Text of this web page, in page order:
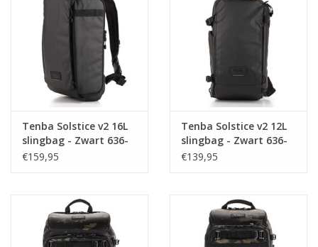
Tenba Solstice v2 16L
slingbag - Zwart 636-
432
€159,95
Tenba Solstice v2 12L
slingbag - Zwart 636-
430
€139,95